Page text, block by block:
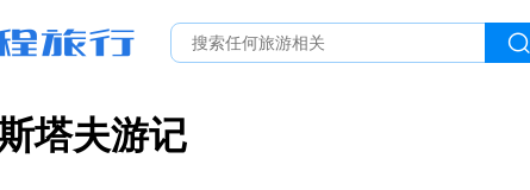
塔夫游记